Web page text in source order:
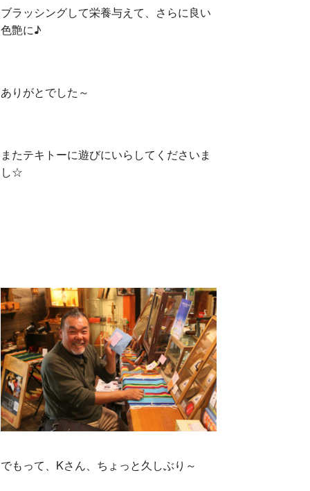
ブラッシングして栄養与えて、さらに良い
色艶に♪
ありがとでした～
またテキトーに遊びにいらしてくださいま
し☆
でもって、Kさん、ちょっと久しぶり～